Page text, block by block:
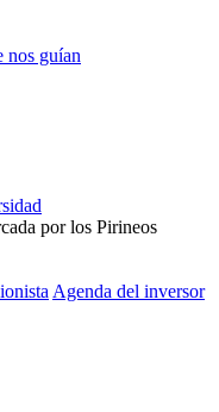
nos guían
Agenda del inversor